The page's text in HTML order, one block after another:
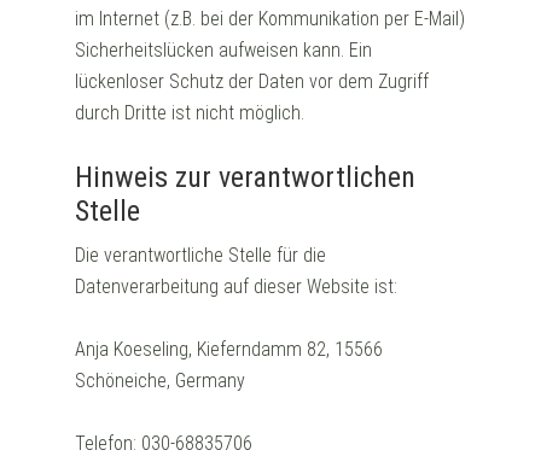
im Internet (z.B. bei der Kommunikation per E-Mail)
Sicherheitslücken aufweisen kann. Ein
lückenloser Schutz der Daten vor dem Zugriff
durch Dritte ist nicht möglich.
Hinweis zur verantwortlichen
Stelle
Die verantwortliche Stelle für die
Datenverarbeitung auf dieser Website ist:
Anja Koeseling, Kieferndamm 82, 15566
Schöneiche, Germany
Telefon: 030-68835706